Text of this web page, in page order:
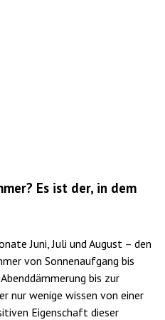
Es ist der, in dem
Juni, Juli und August – den
von Sonnenaufgang bis
bis zur
nur wenige wissen von einer
Eigenschaft dieser